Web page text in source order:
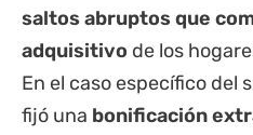
saltos abruptos que
adquisitivo de los
En el caso específico del
fijó una bonificación